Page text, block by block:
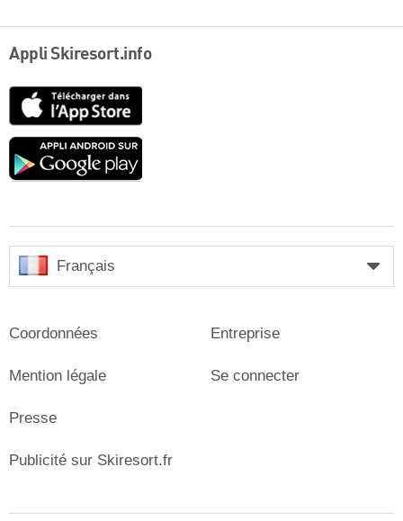
Appli Skiresort.info
Google
Français
Coordonnées
Mention légale
Presse
Entreprise
Se connecter
Publicité sur Skiresort.fr